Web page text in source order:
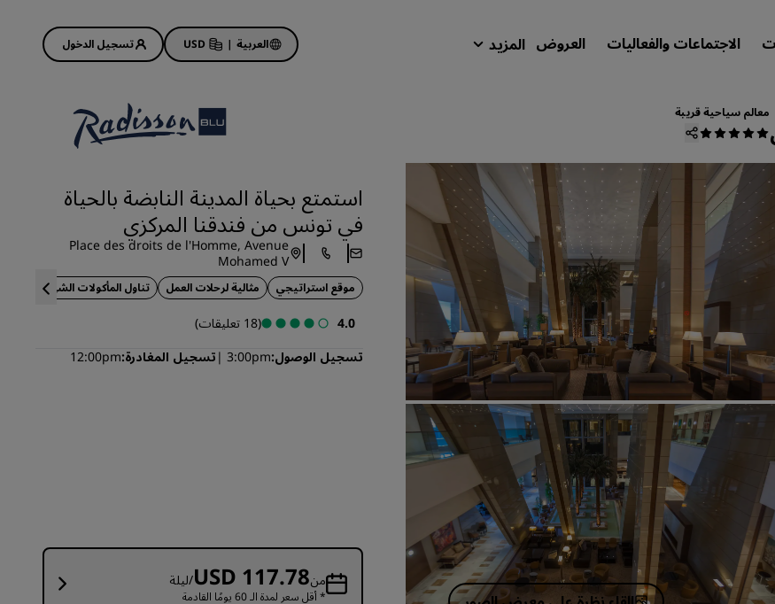
الاجتماعات والفعاليات العروض المزيد العربية |
USD تسجيل الدخول
الوجهات
المنتجعات
شقق فندقية مجهزة
فنادق قريبة من المطار
الفنادق الجديدة والمرتقب افتتاحها قريبًا
الاجتماعات والفعاليات
استكشف برنامج Radisson Meetings
احجز اجتماعًا
اطلب عرض أسعار
وجهات الفعاليات
حلول الصناعة
البحث عن الرحلات
البحث عن الرحلات
عروض الفنادق
ابدأ الآن لربح الكثير
Deals of the Day
احجز مقدمًا
اطلع على الباقات المتاحة لدينا
أفكار السفر
فنادق مناسبة للعائلات
تفضل بزيارة مدونتنا
معالم سياحية قريبة
استمتع بحياة المدينة النابضة بالحياة
في تونس من فندقنا المركزي
Place des droits de l'Homme, Avenue
Mohamed V
موقع استراتيجي مثالية لرحلات العمل تناول المأكولات الشهية
4.0
(18 تعليقات)
تسجيل الوصول 3:00pm تسجيل المغادرة 12:00pm
منUSD 117.78/ليلة
* أقل سعر لمدة الـ 60 يومًا القادمة